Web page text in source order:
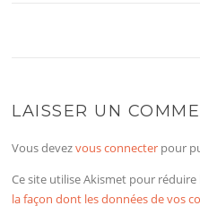
LAISSER UN
Vous devezvous connecter pour
Ce site utilise Akismet pour réduire
la façon dont les données de vos